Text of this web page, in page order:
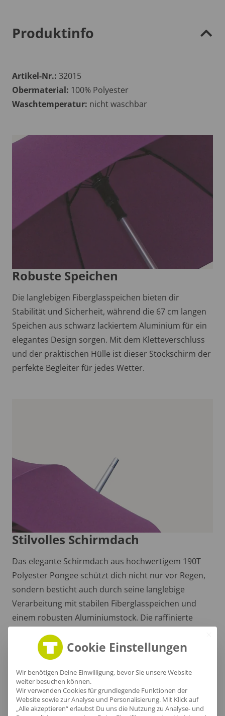
Produktinfo
Artikel-Nr.: 32015
Obermaterial: 100% Polyester
Waschtemperatur: nicht waschbar
Robuste Speichen
Die langlebigen Fiberglasspeichen bieten dir
Stabilität und Sicherheit, während die 67 cm langen
Speichen aus schwarz lackiertem Aluminium für ein
elegantes Design sorgen. Mit dem Kletteverschluss
und der praktischen Hülle ist dieser Stockschirm der
perfekte Begleiter für jedes Wetter.
Stilvolles Schirmdach
Das elegante Schirmdach aus hochwertigem 190T
Polyester Pongee schützt dich nicht nur vor Regen,
sondern besticht auch durch seine langlebige
Verarbeitung mit stabilen Fiberglasspeichen und
einem robusten Aluminiumstock. Die raffinierte
schwarzem EVA sorgen für einen modernen Look
und perfekten Halt.
Cookie Einstellungen
Wir benötigen Deine Einwilligung, bevor Sie unsere Website
weiter besuchen können.
Wir verwenden Cookies für grundlegende Funktionen der
Website sowie zur Analyse und Personalisierung. Mit Klick auf
„Alle akzeptieren“ erlaubst Du uns die Nutzung zu Analyse- und